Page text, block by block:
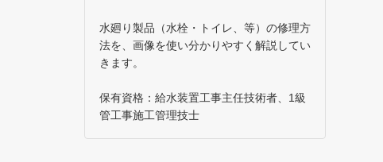
水廻り製品（水栓・トイレ、等）の修理方
法を、画像を使い分かりやすく解説してい
きます。
保有資格：給水装置工事主任技術者、1級
管工事施工管理技士